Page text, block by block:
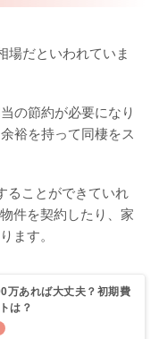
場だといわれていま
の節約が必要になり
裕を持って同棲をス
ることができていれ
件を契約したり、家
ます。
万あれば大丈夫？初期費
は？